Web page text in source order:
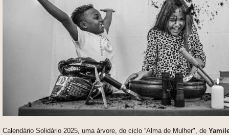
Calendário Solidário 2025, uma árvore, do ciclo “Alma de Mulher", de